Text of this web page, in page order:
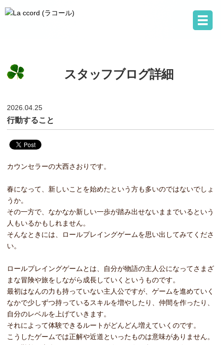
スタッフブログ詳細
2026.04.25
行動すること
カウンセラーの大西さおりです。
春になって、新しいことを始めたという方も多いのではないでしょ
うか。
その一方で、なかなか新しい一歩が踏み出せないままでいるという
人もいるかもしれません。
そんなときには、ロールプレイングゲームを思い出してみてくださ
い。
ロールプレイングゲームとは、自分が物語の主人公になってさまざ
まな冒険や旅をしながら成長していくというものです。
最初はなんの力も持っていない主人公ですが、ゲームを進めていく
なかで少しずつ持っているスキルを増やしたり、仲間を作ったり、
自分のレベルを上げていきます。
それによって体験できるルートがどんどん増えていくのです。
こうしたゲームでは正解や近道といったものは意味がありません。